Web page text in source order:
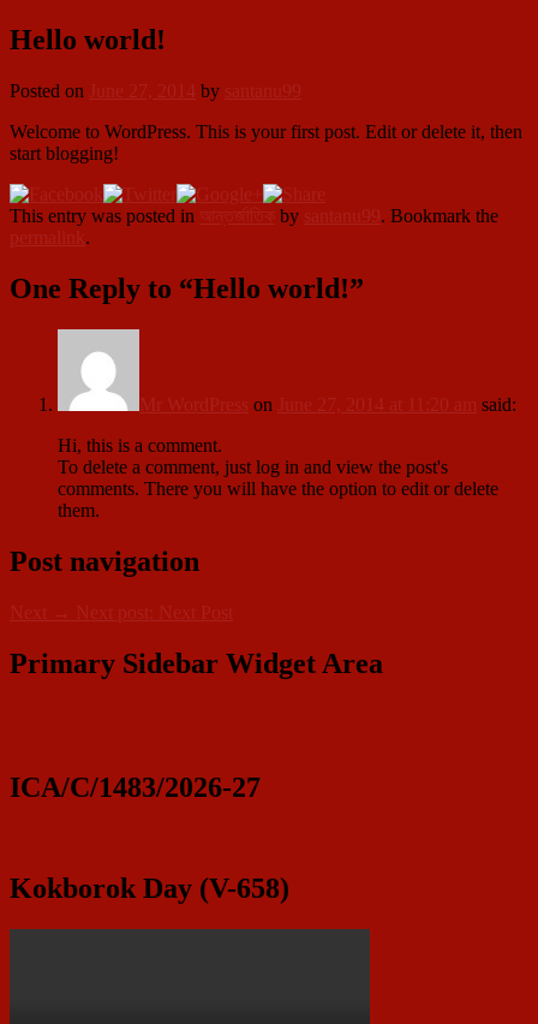
Hello world!
Posted on June 27, 2014 by santanu99
Welcome to WordPress. This is your first post. Edit or delete it, then
start blogging!
This entry was posted in আন্তর্জাতিক by santanu99. Bookmark the
permalink.
One Reply to “Hello world!”
Mr WordPress on June 27, 2014 at 11:20 am said:
Hi, this is a comment.
To delete a comment, just log in and view the post's
comments. There you will have the option to edit or delete
them.
Post navigation
Next → Next post: Next Post
Primary Sidebar Widget Area
ICA/C/1483/2026-27
Kokborok Day (V-658)